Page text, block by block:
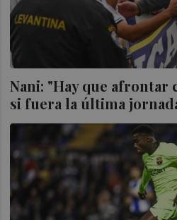
Nani: "Hay que afrontar
si fuera la última